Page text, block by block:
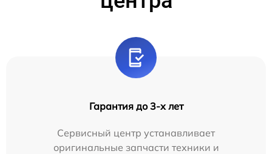
Гарантия до 3-х лет
Сервисный центр устанавливает
оригинальные запчасти техники и